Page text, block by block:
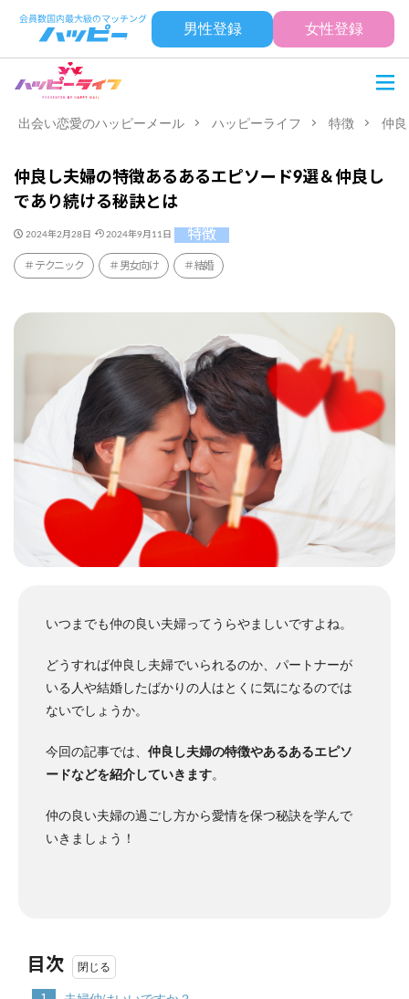
男性登録 女性登録
出会い恋愛のハッピーメール ハッピーライフ 特徴 仲
仲良し夫婦の特徴あるあるエピソード9選＆仲良し
であり続ける秘訣とは
2024年2月28日 2024年9月11日 特徴
テクニック 男女向け 結婚
いつまでも仲の良い夫婦ってうらやましいですよね。
どうすれば仲良し夫婦でいられるのか、パートナーが
いる人や結婚したばかりの人はとくに気になるのでは
ないでしょうか。
今回の記事では、 仲良し夫婦の特徴やあるあるエピソ
ードなどを紹介していきます。
仲の良い夫婦の過ごし方から愛情を保つ秘訣を学んで
いきましょう！
目次